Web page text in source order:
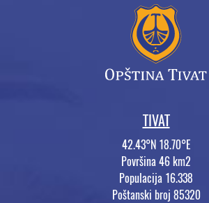
TIVAT
42.43°N 18.70°E
Površina 46 km2
Populacija 16.338
Poštanski broj 85320